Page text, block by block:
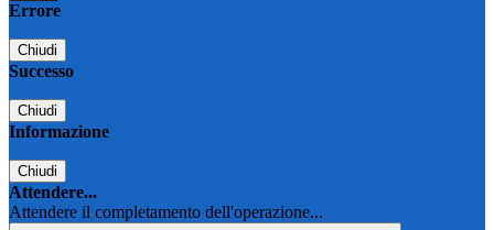
Errore
Chiudi
Successo
Chiudi
Informazione
Chiudi
Attendere...
Attendere il completamento dell'operazione...